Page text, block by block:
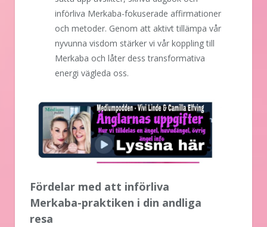
införliva Merkaba-fokuserade affirmationer
och metoder. Genom att aktivt tillämpa vår
nyvunna visdom stärker vi vår koppling till
Merkaba och låter dess transformativa
energi vägleda oss.
Fördelar med att införliva
Merkaba-praktiken i din andliga
resa